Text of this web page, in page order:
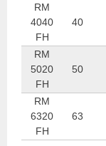
RM
4040
FH
40
RM
5020
FH
50
RM
6320
FH
63